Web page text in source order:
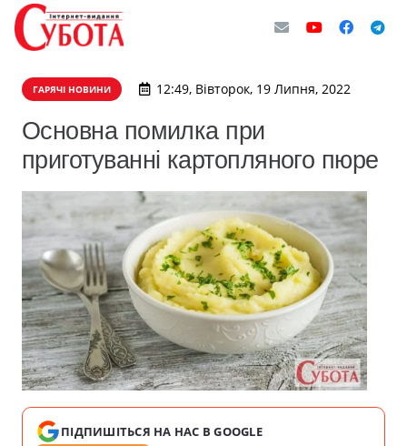
ГАРЯЧІ НОВИНИ 12:49, Вівторок, 19 Липня, 2022
Основна помилка при
приготуванні картопляного пюре
ПІДПИШІТЬСЯ НА НАС В GOOGLE